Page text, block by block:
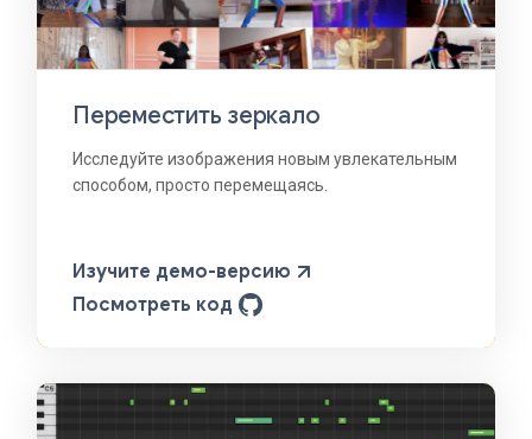
Переместить зеркало
Исследуйте изображения новым увлекательным
способом, просто перемещаясь.
Изучите демо-версию
Посмотреть код